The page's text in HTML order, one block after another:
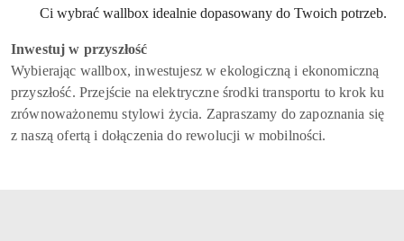
Ci wybrać wallbox idealnie dopasowany do Twoich potrzeb.
Inwestuj w przyszłość
Wybierając wallbox, inwestujesz w ekologiczną i ekonomiczną
przyszłość. Przejście na elektryczne środki transportu to krok ku
zrównoważonemu stylowi życia. Zapraszamy do zapoznania się
z naszą ofertą i dołączenia do rewolucji w mobilności.